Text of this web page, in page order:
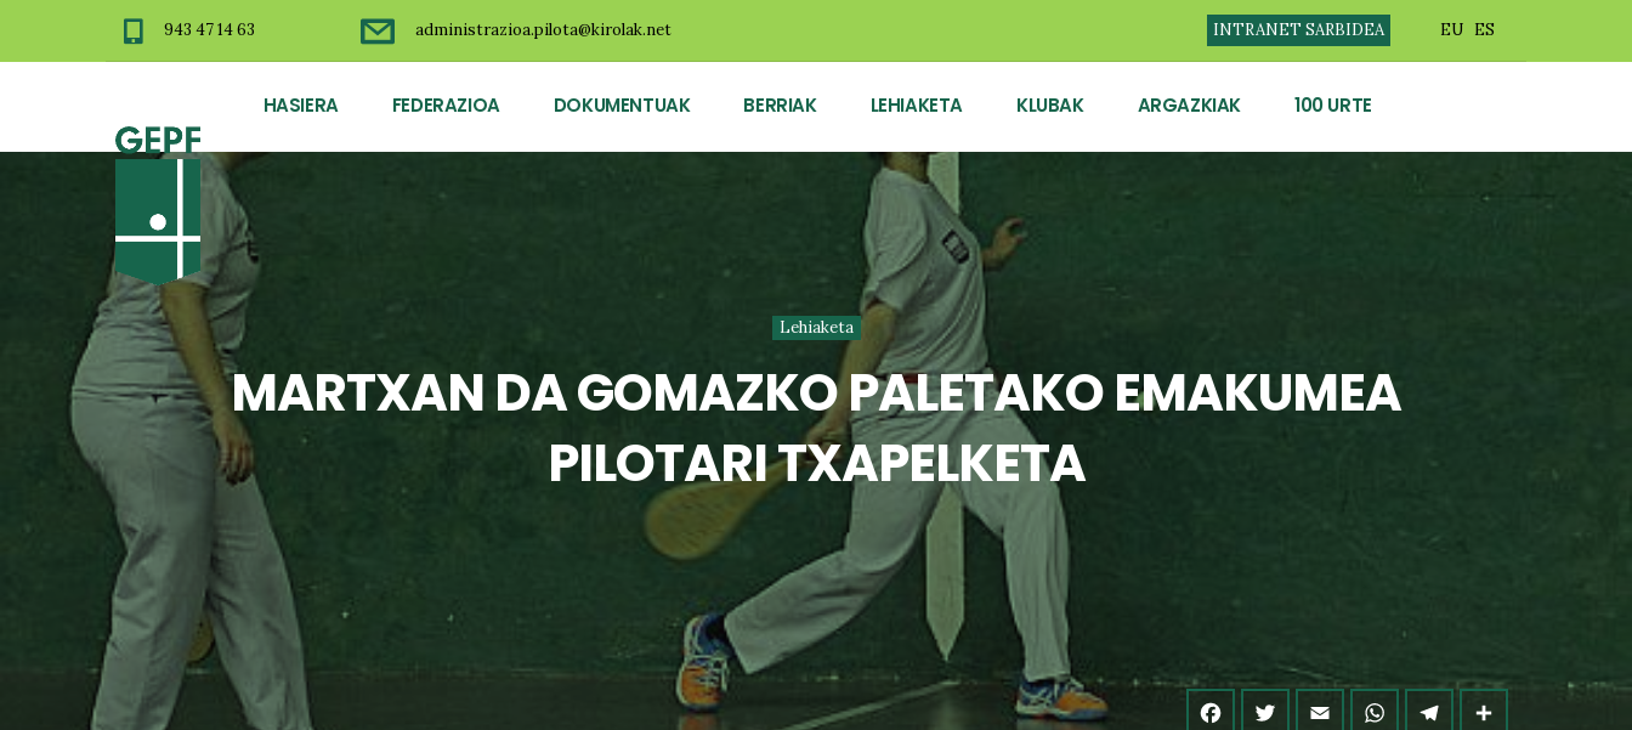
943 47 14 63 administrazioa.pilota@kirolak.net INTRANET SARBIDEA EU ES
HASIERA FEDERAZIOA DOKUMENTUAK BERRIAK LEHIAKETA KLUBAK ARGAZKIAK 100 URTE
Lehiaketa
MARTXAN DA GOMAZKO PALETAKO EMAKUMEA
PILOTARI TXAPELKETA